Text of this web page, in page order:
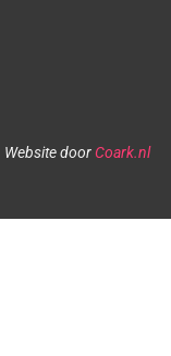
Website doorCoark.nl